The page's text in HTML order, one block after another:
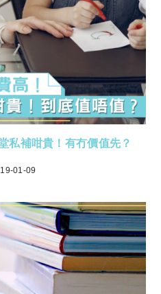
私補咁貴！有冇價值先？
01-09